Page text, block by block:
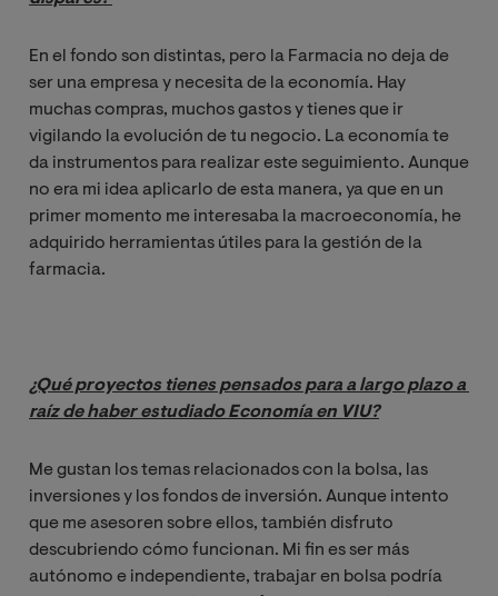
En el fondo son distintas, pero la Farmacia no deja de
ser una empresa y necesita de la economía. Hay
muchas compras, muchos gastos y tienes que ir
vigilando la evolución de tu negocio. La economía te
da instrumentos para realizar este seguimiento. Aunque
no era mi idea aplicarlo de esta manera, ya que en un
primer momento me interesaba la macroeconomía, he
adquirido herramientas útiles para la gestión de la
farmacia.
¿Qué proyectos tienes pensados para a largo plazo a
raíz de haber estudiado Economía en VIU?
Me gustan los temas relacionados con la bolsa, las
inversiones y los fondos de inversión. Aunque intento
que me asesoren sobre ellos, también disfruto
descubriendo cómo funcionan. Mi fin es ser más
autónomo e independiente, trabajar en bolsa podría